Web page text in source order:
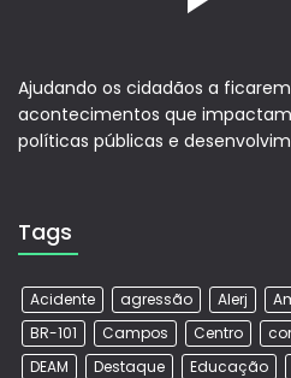
Ajudando os cidadãos a
acontecimentos que
políticas públicas e
Tags
Acidente agressão Alerj
BR-101
Campos Centro
DEAM
Destaque Educação